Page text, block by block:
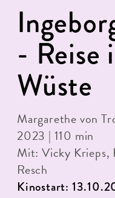
- Reise
Wüste
Margarethe von
2023 | 110 min
Mit: Vicky Krieps,
Resch
Kinostart: